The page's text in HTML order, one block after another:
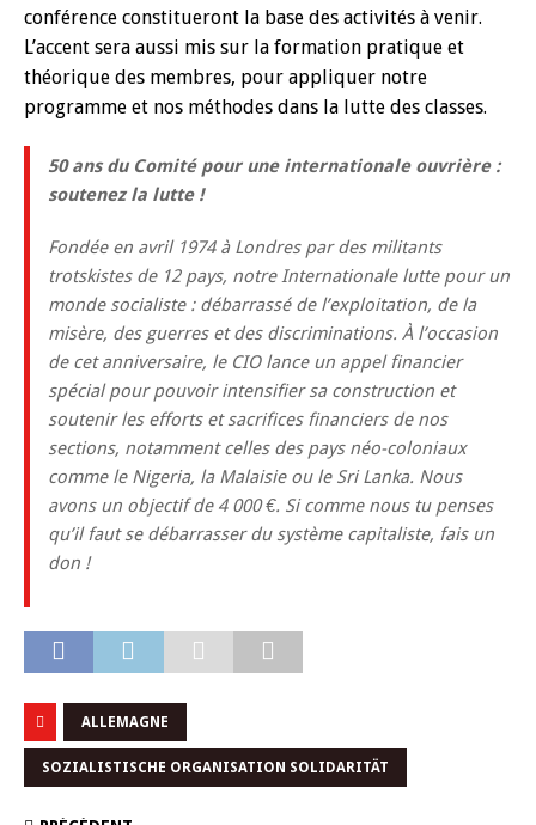
conférence constitueront la base des activités à venir.
L’accent sera aussi mis sur la formation pratique et
théorique des membres, pour appliquer notre
programme et nos méthodes dans la lutte des classes.
50 ans du Comité pour une internationale ouvrière :
soutenez la lutte !
Fondée en avril 1974 à Londres par des militants
trotskistes de 12 pays, notre Internationale lutte pour un
monde socialiste : débarrassé de l’exploitation, de la
misère, des guerres et des discriminations. À l’occasion
de cet anniversaire, le CIO lance un appel financier
spécial pour pouvoir intensifier sa construction et
soutenir les efforts et sacrifices financiers de nos
sections, notamment celles des pays néo-coloniaux
comme le Nigeria, la Malaisie ou le Sri Lanka. Nous
avons un objectif de 4 000 €. Si comme nous tu penses
qu’il faut se débarrasser du système capitaliste, fais un
don !
ALLEMAGNE
SOZIALISTISCHE ORGANISATION SOLIDARITÄT